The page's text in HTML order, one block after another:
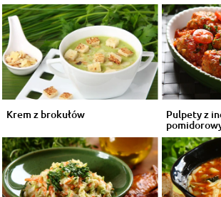
Krem z brokułów Pulpety z